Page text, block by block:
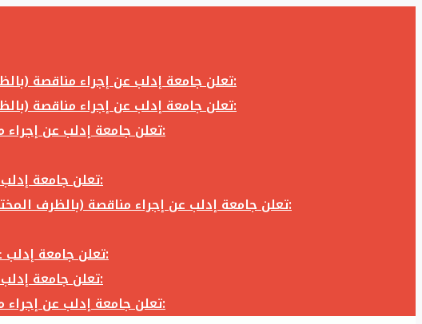
تعلن جامعة إدلب عن إجراء مناقصة (بالظرف المختوم) لشراء وتوريد كاميرا تصوير وعدسة كاميرا لزوم المكتب الإعلامي في جامعة إدلب وفق الآتي:
تعلن جامعة إدلب عن إجراء مناقصة (بالظرف المختوم) لشراء وتوريد كاميرا تصوير وعدسة كاميرا لزوم المكتب الإعلامي في جامعة إدلب وفق الآتي:
تعلن جامعة إدلب عن إجراء مناقصة (بالظرف المختوم) لأعمال تجهيز مخبر الدراسات العليا في كلية العلوم في جامعة ادلب وفق الآتي:
تعلن جامعة إدلب عن إجراء مناقصة (بالظرف المختوم) لشراء وتوريد أثاث مكاتب لزوم مكاتب وقاعات جامعة إدلب وفق الآتي:
تعلن جامعة إدلب عن إجراء مناقصة (بالظرف المختوم) لشراء وتوريد زجاجيات ومواد مخبرية لزوم مخابر جامعة إدلب وفق الكميات والمواصفات المحددة أدناه:
تعلن جامعة إدلب عن إجراء مناقصة (بالظرف المختوم) لأعمال بناء طابق في مبنى رئاسة الجامعة في جامعة ادلب وفق الآتي:
تعلن جامعة إدلب عن إجراء مناقصة (بالظرف المختوم) لشراء وتوريد أثاث مكاتب لزوم مكاتب وقاعات جامعة إدلب وفق الآتي:
تعلن جامعة إدلب عن إجراء مناقصة (بالظرف المختوم) لأعمال تجهيز مخبر الدراسات العليا في كلية العلوم في جامعة ادلب وفق الآتي: